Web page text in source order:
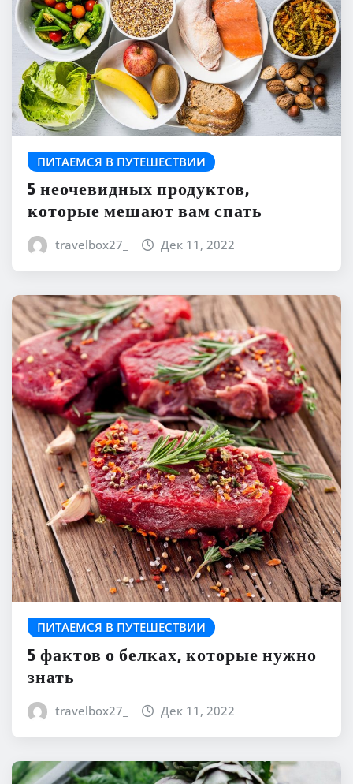
ПИТАЕМСЯ В ПУТЕШЕСТВИИ
5 неочевидных продуктов,
которые мешают вам спать
travelbox27_ Дек 11, 2022
ПИТАЕМСЯ В ПУТЕШЕСТВИИ
5 фактов о белках, которые нужно
знать
travelbox27_ Дек 11, 2022